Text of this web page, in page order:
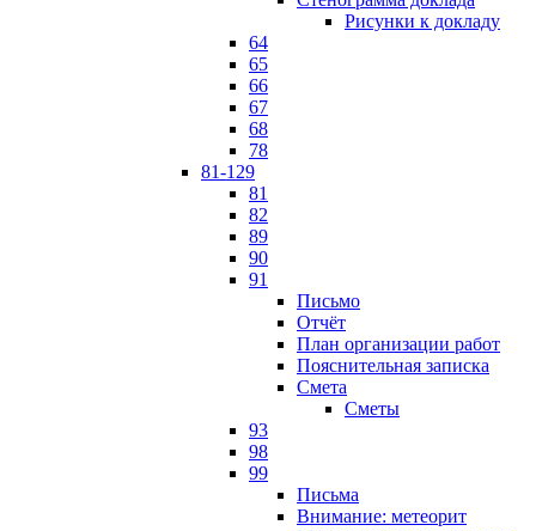
Рисунки к докладу
64
65
66
67
68
78
81-129
81
82
89
90
91
Письмо
Отчёт
План организации работ
Пояснительная записка
Смета
Сметы
93
98
99
Письма
Внимание: метеорит